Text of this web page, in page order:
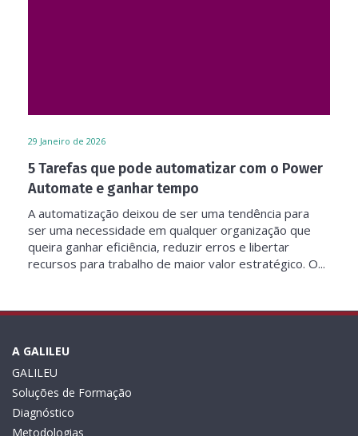
29 Janeiro de 2026
5 Tarefas que pode automatizar com o Power
Automate e ganhar tempo
A automatização deixou de ser uma tendência para
ser uma necessidade em qualquer organização que
queira ganhar eficiência, reduzir erros e libertar
recursos para trabalho de maior valor estratégico. O...
A GALILEU
GALILEU
Soluções de Formação
Diagnóstico
Metodologias